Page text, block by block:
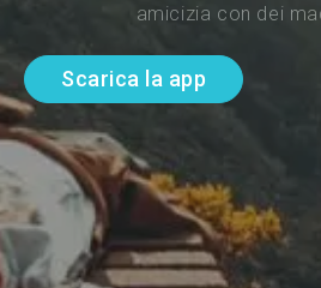
amicizia con dei
Scarica la app